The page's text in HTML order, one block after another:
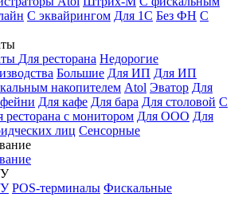
С эквайрингом Для 1С Без ФН С
Для ресторана Недорогие
Большие Для ИП Для ИП
накопителем Atol Эватор Для
Для кафе Для бара Для столовой С
ресторана с монитором Для ООО Для
лиц Сенсорные
POS-терминалы Фискальные